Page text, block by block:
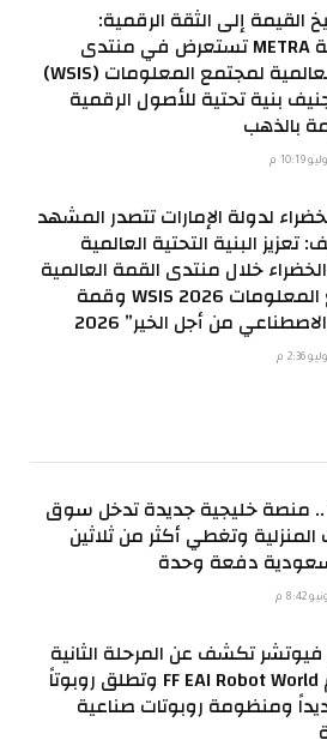
القيمة إلى الثقة الرقمية:
مجموعة METRA تستعرض في منتدى
القمة العالمية لمجتمع المعلومات (WSIS)
بجنيف بنية تحتية للأصول الرقمية
بالذهب
لدولة الإمارات تتصدر المشهد
البنية التحتية العالمية
خلال منتدى القمة العالمية
لمجتمع المعلومات WSIS 2026 وقمة
من أجل الخير” 2026
.. منصة خليجية جديدة تدخل سوق
المنزلية وتغطي أكثر من ثلاثين
دفعة وحدة
فيوتشر تكشف عن المرحلة الثانية
من عالم FF EAI Robot World وتطلق روبوتاً
ومنظومة روبوتات صناعية